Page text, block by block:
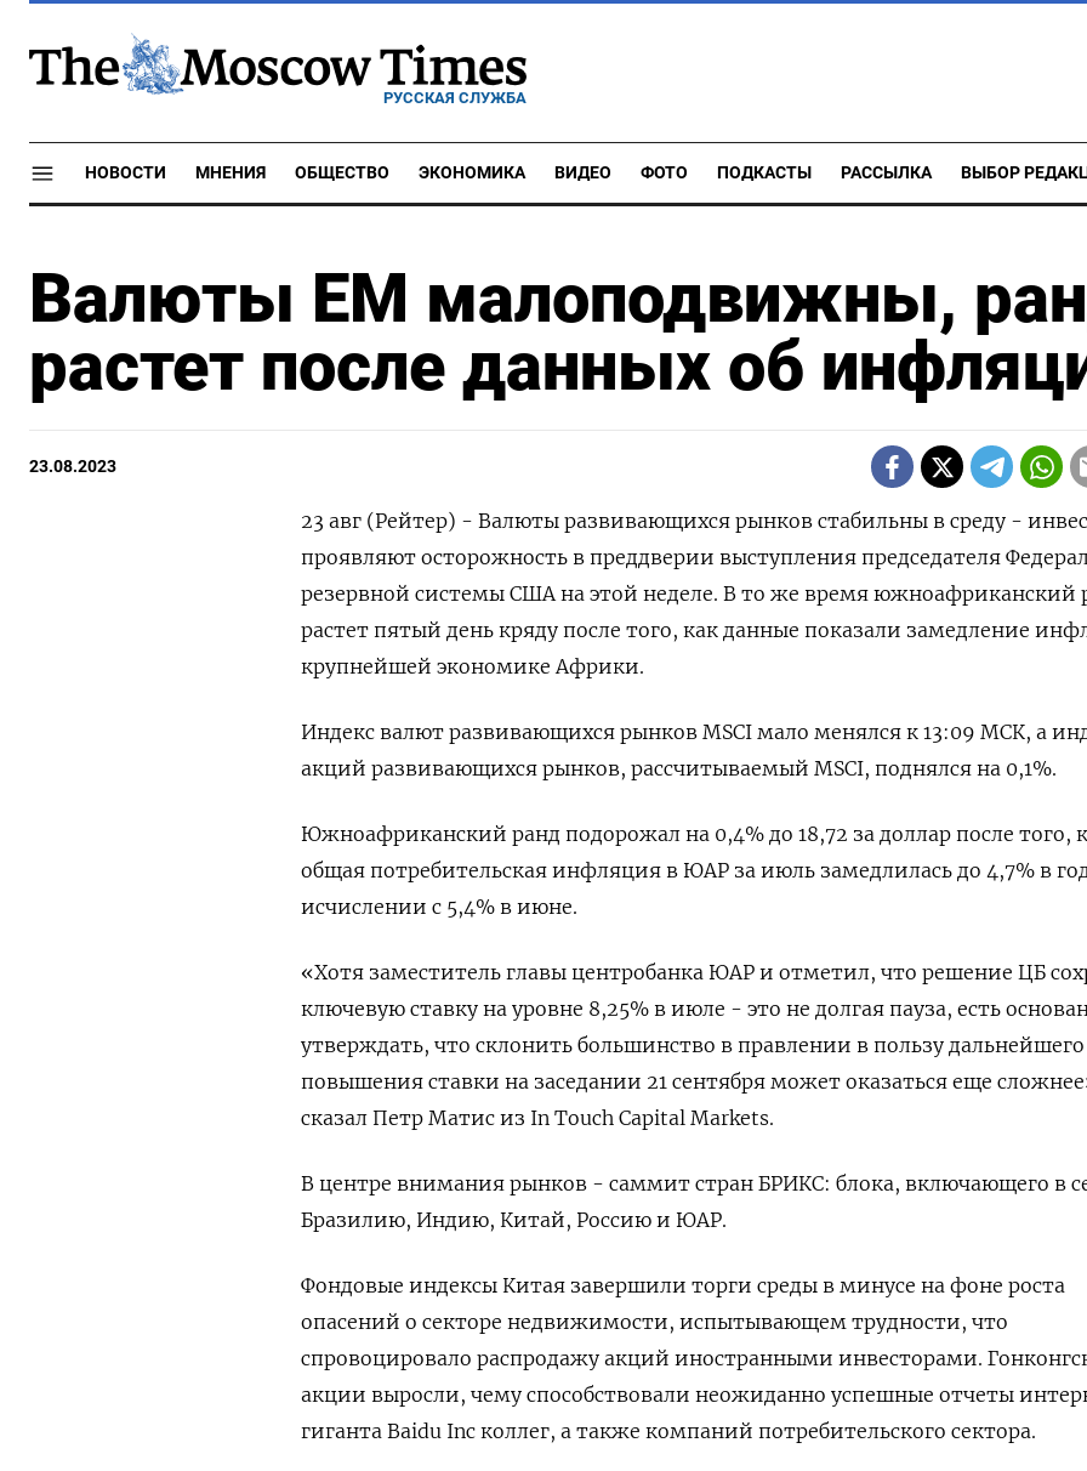
РУССКАЯ СЛУЖБА
НОВОСТИ МНЕНИЯ ОБЩЕСТВО ЭКОНОМИКА ВИДЕО ФОТО ПОДКАСТЫ РАССЫЛКА ВЫБОР
Валюты ЕМ малоподвижны,
растет после данных об
23.08.2023
23 авг (Рейтер) - Валюты развивающихся рынков стабильны в среду -
проявляют осторожность в преддверии выступления председателя
резервной системы США на этой неделе. В то же время южноафриканский
растет пятый день кряду после того, как данные показали замедление
крупнейшей экономике Африки.
Индекс валют развивающихся рынков MSCI мало менялся к 13:09 МСК, а
акций развивающихся рынков, рассчитываемый MSCI, поднялся на 0,1%.
Южноафриканский ранд подорожал на 0,4% до 18,72 за доллар после того,
общая потребительская инфляция в ЮАР за июль замедлилась до 4,7% в
исчислении с 5,4% в июне.
«Хотя заместитель главы центробанка ЮАР и отметил, что решение ЦБ
ключевую ставку на уровне 8,25% в июле - это не долгая пауза, есть
утверждать, что склонить большинство в правлении в пользу дальнейшего
повышения ставки на заседании 21 сентября может оказаться еще
сказал Петр Матис из In Touch Capital Markets.
В центре внимания рынков - саммит стран БРИКС: блока, включающего в
Бразилию, Индию, Китай, Россию и ЮАР.
Фондовые индексы Китая завершили торги среды в минусе на фоне роста
опасений о секторе недвижимости, испытывающем трудности, что
спровоцировало распродажу акций иностранными инвесторами.
акции выросли, чему способствовали неожиданно успешные отчеты
гиганта Baidu Inc коллег, а также компаний потребительского сектора.